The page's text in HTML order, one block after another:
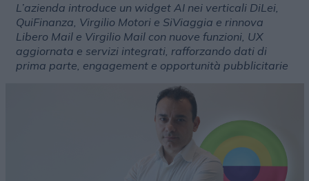
L’azienda introduce un widget AI nei verticali DiLei,
QuiFinanza, Virgilio Motori e SiViaggia e rinnova
Libero Mail e Virgilio Mail con nuove funzioni, UX
aggiornata e servizi integrati, rafforzando dati di
prima parte, engagement e opportunità pubblicitarie